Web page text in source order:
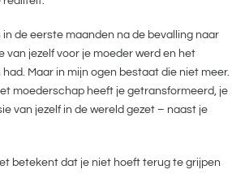
in de eerste maanden na de bevalling naar
van jezelf voor je moeder werd en het
Maar in mijn ogen bestaat die niet meer.
moederschap heeft je getransformeerd, je
van jezelf in de wereld gezet – naast je
betekent dat je niet hoeft terug te grijpen